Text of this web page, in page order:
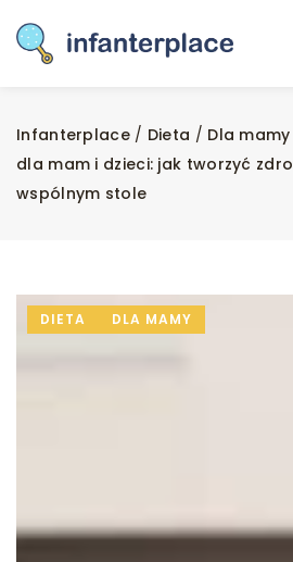
Infanterplace/ Dieta / Dla mamy
dla mam i dzieci: jak tworzyć
wspólnym stole
DIETA DLA MAMY